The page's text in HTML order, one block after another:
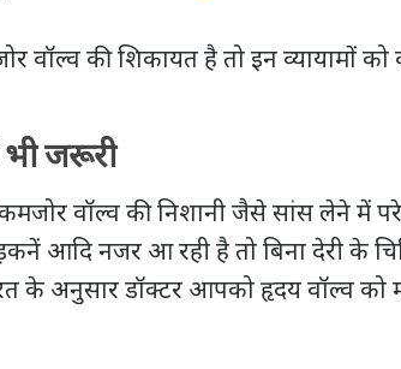
वॉल्‍व की शिकायत है तो इन व्यायामों
भी जरूरी
वॉल्‍व की निशानी जैसे सांस लेने में
आदि नजर आ रही है तो बिना देरी के
के अनुसार डॉक्‍टर आपको हृदय वॉल्‍व को